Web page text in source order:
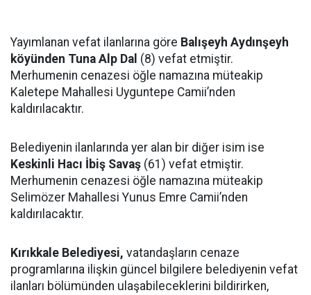
Yayımlanan vefat ilanlarına göre Balışeyh Aydınşeyh
köyünden Tuna Alp Dal (8) vefat etmiştir.
Merhumenin cenazesi öğle namazına müteakip
Kaletepe Mahallesi Uyguntepe Camii’nden
kaldırılacaktır.
Belediyenin ilanlarında yer alan bir diğer isim ise
Keskinli Hacı İbiş Savaş (61) vefat etmiştir.
Merhumenin cenazesi öğle namazına müteakip
Selimözer Mahallesi Yunus Emre Camii’nden
kaldırılacaktır.
Kırıkkale Belediyesi, vatandaşların cenaze
programlarına ilişkin güncel bilgilere belediyenin vefat
ilanları bölümünden ulaşabileceklerini bildirirken,